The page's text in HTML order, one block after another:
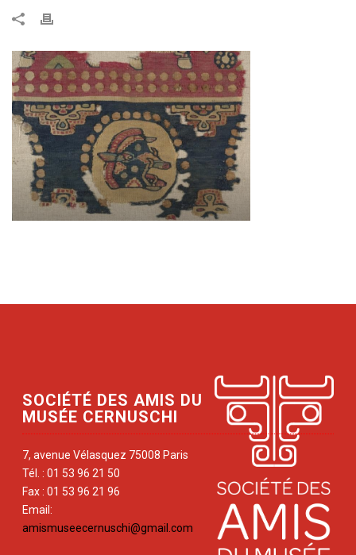
SOCIÉTÉ DES AMIS DU
MUSÉE CERNUSCHI
7, avenue Vélasquez 75008 Paris
Tél. : 01 53 96 21 50
Fax : 01 53 96 21 96
Email:
amismuseecernuschi@gmail.com